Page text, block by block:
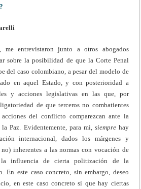
me entrevistaron junto a otros abogados
sobre la posibilidad de que la Corte Penal
del caso colombiano, a pesar del modelo de
en aquel Estado, y con posterioridad a
y acciones legislativas en las que, por
de que terceros no combatientes
del conflicto comparezcan ante la
Paz. Evidentemente, para mi, siempre hay
internacional, dados los márgenes y
inherentes a las normas con vocación de
influencia de cierta politización de la
En este caso concreto, sin embargo, deseo
en este caso concreto sí que hay ciertas